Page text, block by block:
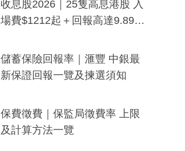
收息股2026｜25隻高息港股 入
場費$1212起＋回報高達9.89
儲蓄保險回報率｜滙豐 中銀最
新保證回報一覽及揀選須知
保費徵費｜保監局徵費率 上限
及計算方法一覽